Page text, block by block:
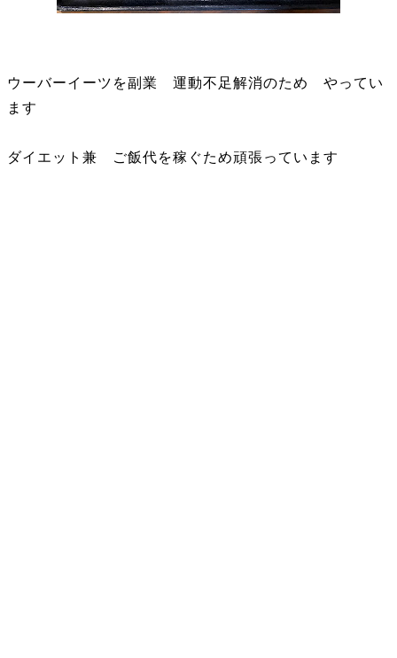
ウーバーイーツを副業 運動不足解消のため やってい
ます
ダイエット兼 ご飯代を稼ぐため頑張っています